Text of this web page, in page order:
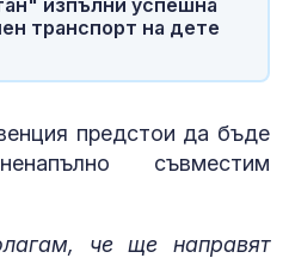
транспорт на дете
предстои да бъде
съвместим
че ще направят